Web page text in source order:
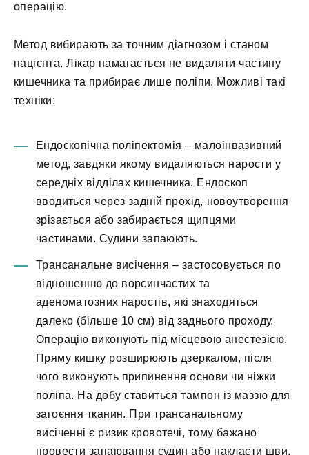
операцію.
Метод вибирають за точним діагнозом і станом
пацієнта. Лікар намагається не видаляти частину
кишечника та прибирає лише поліпи. Можливі такі
техніки:
Ендоскопічна поліпектомія – малоінвазивний
метод, завдяки якому видаляються нарости у
середніх відділах кишечника. Ендоскоп
вводиться через задній прохід, новоутворення
зрізається або забирається щипцями
частинами. Судини запаюють.
Трансанальне висічення – застосовується по
відношенню до ворсинчастих та
аденоматозних наростів, які знаходяться
далеко (більше 10 см) від заднього проходу.
Операцію виконують під місцевою анестезією.
Пряму кишку розширюють дзеркалом, після
чого виконують припинення основи чи ніжки
поліпа. На добу ставиться тампон із маззю для
загоєння тканин. При трансанальному
висіченні є ризик кровотечі, тому бажано
провести запаювання судин або накласти шви.